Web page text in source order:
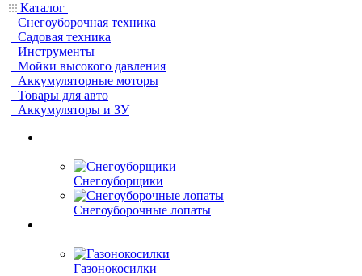
Каталог
Снегоуборочная техника
Садовая техника
Инструменты
Мойки высокого давления
Аккумуляторные моторы
Товары для авто
Аккумуляторы и ЗУ
Снегоуборщики
Снегоуборочные лопаты
Газонокосилки